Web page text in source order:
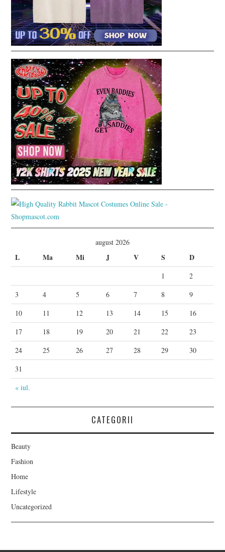
august 2026
L Ma Mi J V S D
« iul.
1
2
3
4 5 6 7 8
9
10
11 12 13 14 15
16
17
18 19 20 21 22
23
24
25 26 27 28 29
30
31
CATEGORII
Beauty
Fashion
Home
Lifestyle
Uncategorized